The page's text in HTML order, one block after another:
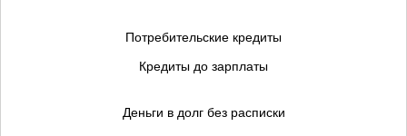
Потребительские кредиты
Кредиты до зарплаты
Деньги в долг без расписки